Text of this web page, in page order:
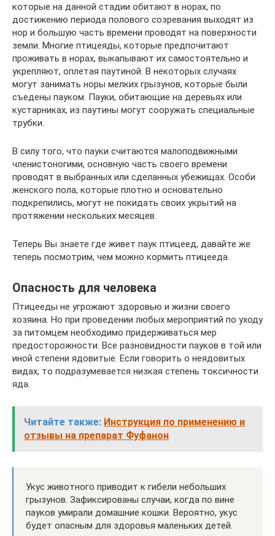
которые на данной стадии обитают в норах, по
достижению периода полового созревания выходят из
нор и большую часть времени проводят на поверхности
земли. Многие птицеяды, которые предпочитают
проживать в норах, выкапывают их самостоятельно и
укрепляют, оплетая паутиной. В некоторых случаях
могут занимать норы мелких грызунов, которые были
съедены пауком. Пауки, обитающие на деревьях или
кустарниках, из паутины могут сооружать специальные
трубки.
В силу того, что пауки считаются малоподвижными
членистоногими, основную часть своего времени
проводят в выбранных или сделанных убежищах. Особи
женского пола, которые плотно и основательно
подкрепились, могут не покидать своих укрытий на
протяжении нескольких месяцев.
Теперь Вы знаете где живет паук птицеед, давайте же
теперь посмотрим, чем можно кормить птицееда.
Опасность для человека
Птицееды не угрожают здоровью и жизни своего
хозяина. Но при проведении любых мероприятий по уходу
за питомцем необходимо придерживаться мер
предосторожности. Все разновидности пауков в той или
иной степени ядовитые. Если говорить о неядовитых
видах, то подразумевается низкая степень токсичности
яда.
Читайте также: Инструкция по применению и
отзывы на препарат Фуфанон
Укус животного приводит к гибели небольших
грызунов. Зафиксированы случаи, когда по вине
пауков умирали домашние кошки. Вероятно, укус
будет опасным для здоровья маленьких детей.